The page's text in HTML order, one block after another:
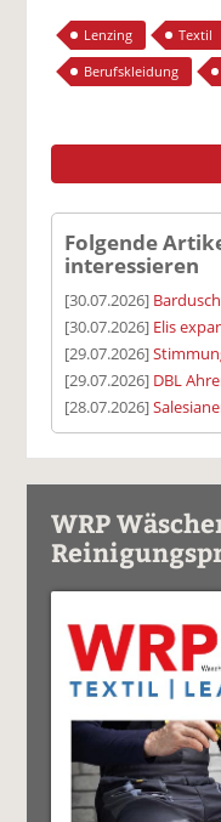
Lenzing Textil
Berufskleidung
Folgende
interessieren
[30.07.2026]
[30.07.2026] Elis
[29.07.2026]
[29.07.2026] DBL
[28.07.2026]
WRP